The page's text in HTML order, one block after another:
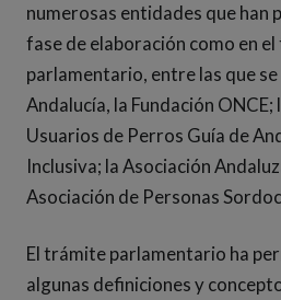
numerosas entidades que han
fase de elaboración como en
parlamentario, entre las que
Andalucía, la Fundación ONCE;
Usuarios de Perros Guía de
Inclusiva; la Asociación
Asociación de Personas
El trámite parlamentario ha
algunas definiciones y